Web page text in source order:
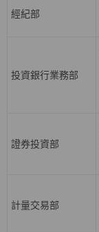
經紀部
投資銀行業務部
證券投資部
計量交易部